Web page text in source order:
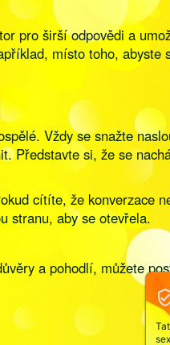
pro širší odpovědi a
místo toho, abyste
Vždy se snažte
Představte si, že se
cítíte, že konverzace
stranu, aby se otevřela.
a pohodlí, můžete